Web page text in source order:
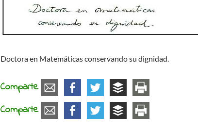
Doctora en Matemáticas conservando su dignidad.
Comparte
Comparte